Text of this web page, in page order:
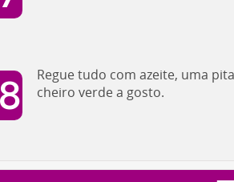
Regue tudo com azeite, uma
cheiro verde a gosto.